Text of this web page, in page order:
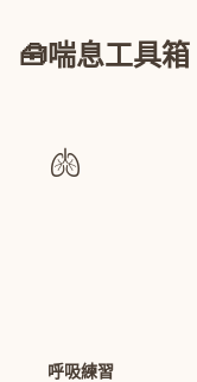
🧰喘息工具箱
🫁
呼吸練習